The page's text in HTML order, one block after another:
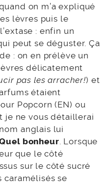
on m’a expliqué
lèvres puis le
: enfin un
peut se déguster. Ça
: on en prélève un
délicatement
pas les arracher!) et
étaient
Popcorn (EN) ou
je ne vous détaillerai
anglais lui
bonheur. Lorsque
que le côté
sur le côté sucré
caramélisés se